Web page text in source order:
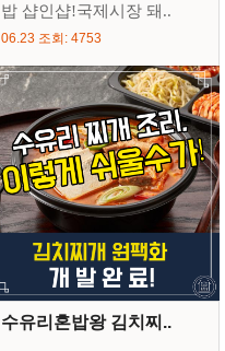
밥 샵인샵!국제시장 돼..
06.23 조회: 4753
수유리혼밥왕 김치찌..